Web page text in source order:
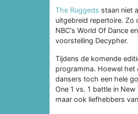
The Ruggeds staan niet
uitgebreid repertoire. Zo
NBC's World Of Dance
voorstelling Decypher.
Tijdens de komende
programma. Hoewel het
dansers toch een hele
One 1 vs. 1 battle in
maar ook liefhebbers